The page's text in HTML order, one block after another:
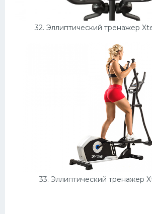
32. Эллиптический тренажер
33. Эллиптический тренажер